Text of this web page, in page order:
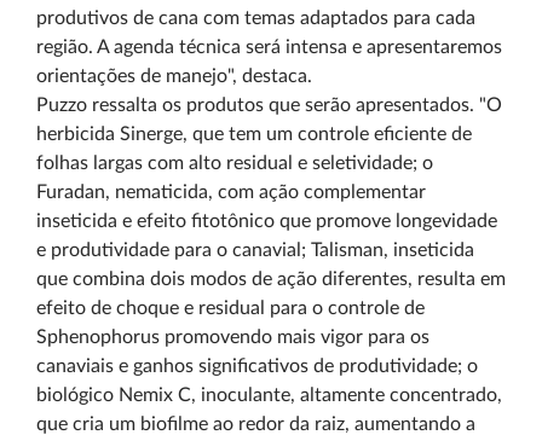
produtivos de cana com temas adaptados para cada
região. A agenda técnica será intensa e apresentaremos
orientações de manejo", destaca.
Puzzo ressalta os produtos que serão apresentados. "O
herbicida Sinerge, que tem um controle eficiente de
folhas largas com alto residual e seletividade; o
Furadan, nematicida, com ação complementar
inseticida e efeito fitotônico que promove longevidade
e produtividade para o canavial; Talisman, inseticida
que combina dois modos de ação diferentes, resulta em
efeito de choque e residual para o controle de
Sphenophorus promovendo mais vigor para os
canaviais e ganhos significativos de produtividade; o
biológico Nemix C, inoculante, altamente concentrado,
que cria um biofilme ao redor da raiz, aumentando a